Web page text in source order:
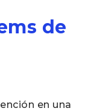
de
en una